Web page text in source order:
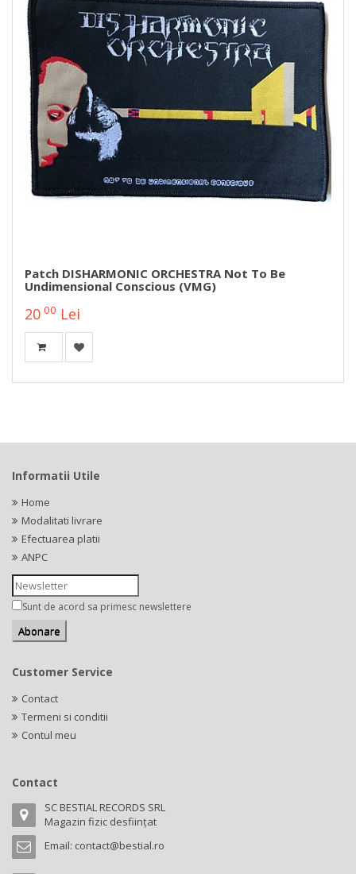
Patch DISHARMONIC ORCHESTRA Not To Be
Undimensional Conscious (VMG)
20 00 Lei
Informatii Utile
Home
Modalitati livrare
Efectuarea platii
ANPC
Sunt de acord sa primesc newslettere
Customer Service
Contact
Termeni si conditii
Contul meu
Contact
SC BESTIAL RECORDS SRL
Magazin fizic desființat
Email: contact@bestial.ro